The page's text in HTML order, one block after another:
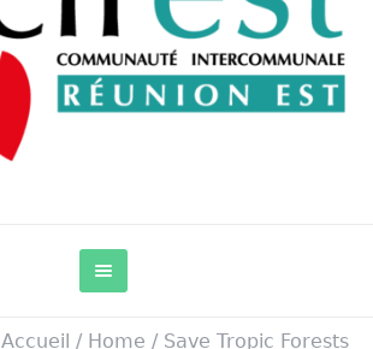
Accueil / Home / Save Tropic Forests